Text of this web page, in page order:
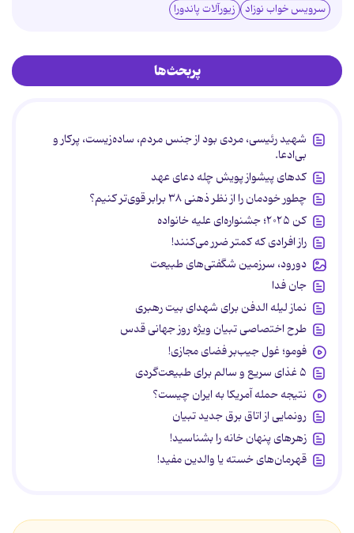
سرویس خواب نوزاد زیورآلات پاندورا
پربحث‌ها
شهید رئیسی، مردی بود از جنس مردم، ساده‌زیست، پرکار و
بی‌ادعا.
کدهای پیشواز پویش چله دعای عهد
چطور خودمان را از نظر ذهنی ۳۸ برابر قوی‌تر کنیم؟
کن ۲۰۲۵؛ جشنواره‌ای علیه خانواده
راز افرادی که کمتر ضرر می‌کنند!
دورود، سرزمین شگفتی‌های طبیعت
جان فدا
نماز لیله الدفن برای شهدای بیت رهبری
طرح اختصاصی تبیان ویژه روز جهانی قدس
فومو؛ غول جیب‌بر فضای مجازی!
۵ غذای سریع و سالم برای طبیعت‌گردی
نتیجه حمله آمریکا به ایران چیست؟
رونمایی از اتاق برق جدید تبیان
زهرهای پنهان خانه را بشناسید!
قهرمان‌های خسته یا والدین مفید!